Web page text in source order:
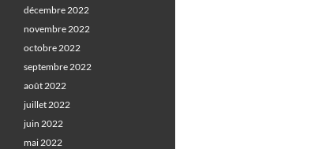
décembre 2022
novembre 2022
octobre 2022
septembre 2022
août 2022
juillet 2022
juin 2022
mai 2022